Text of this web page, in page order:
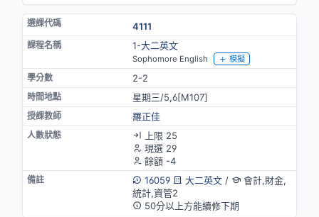
4111
1-大二英文
Sophomore English 模擬
2-2
星期三/5,6[M107]
羅正佳
上限 25
現選 29
餘額 -4
16059
大二英文/
會計,財金,
統計,資管2
50分以上方能續修下期